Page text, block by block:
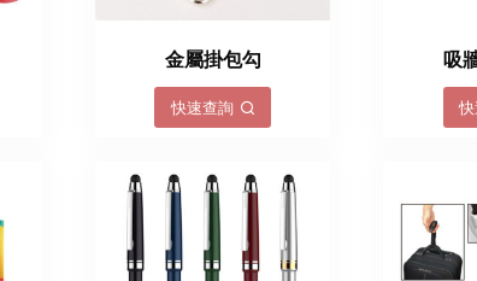
金屬掛包勾
快速查詢
吸